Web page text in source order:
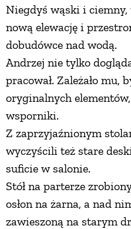
Niegdyś wąski i
nową elewację i
dobudówce nad wodą.
Andrzej nie tylko
pracował. Zależało mu,
oryginalnych
wsporniki.
Z zaprzyjaźnionym
wyczyścili też stare
suficie w salonie.
Stół na parterze
osłon na żarna, a nad
zawieszoną na starym